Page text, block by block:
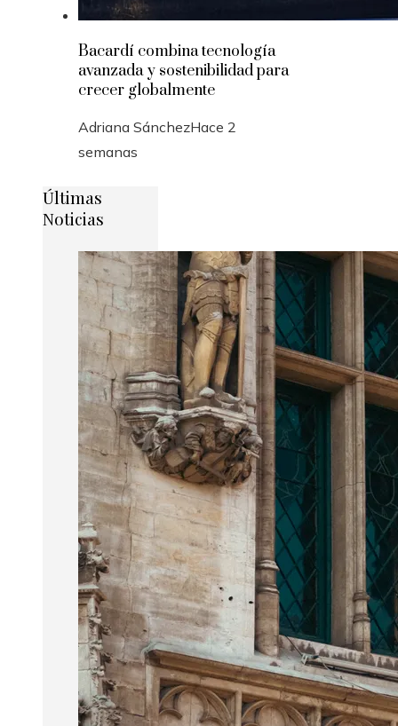
Bacardí combina tecnología
avanzada y sostenibilidad para
crecer globalmente
Adriana SánchezHace 2
semanas
Últimas
Noticias